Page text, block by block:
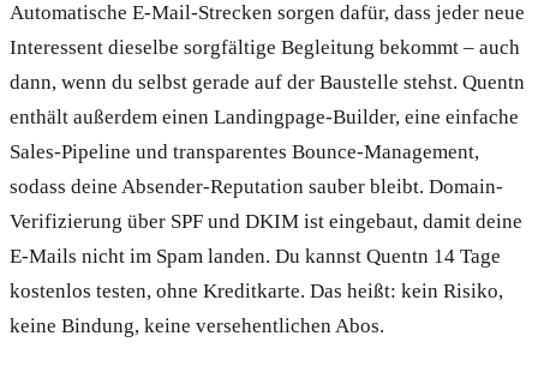
Automatische E-Mail-Strecken sorgen dafür, dass jeder neue
Interessent dieselbe sorgfältige Begleitung bekommt – auch
dann, wenn du selbst gerade auf der Baustelle stehst. Quentn
enthält außerdem einen Landingpage-Builder, eine einfache
Sales-Pipeline und transparentes Bounce-Management,
sodass deine Absender-Reputation sauber bleibt. Domain-
Verifizierung über SPF und DKIM ist eingebaut, damit deine
E-Mails nicht im Spam landen. Du kannst Quentn 14 Tage
kostenlos testen, ohne Kreditkarte. Das heißt: kein Risiko,
keine Bindung, keine versehentlichen Abos.